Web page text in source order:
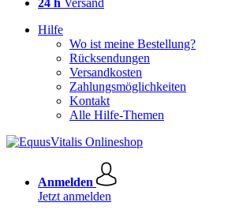
24 h Versand
Hilfe
Wo ist meine Bestellung?
Rücksendungen
Versandkosten
Zahlungsmöglichkeiten
Kontakt
Alle Hilfe-Themen
Anmelden
Jetzt anmelden